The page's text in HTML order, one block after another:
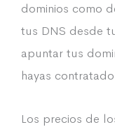
dominios como
tus DNS desde
apuntar tus
hayas
Los precios de